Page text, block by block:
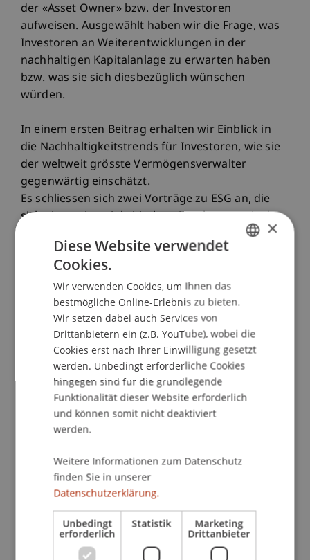
der «Asset Owner» bzw. der Investoren
aufweisen. Ausgewählt haben wir die Frage, was
Investoren an Weiterentwicklungen in der
nachhaltigen Kapitalanlage zu erwarten haben
bzw. was sie sich diesbezüglich wünschen
würden.
In einem ersten Beitrag erhalten wir Einblick in
die Nachhaltigkeitstrends für Investoren, wie sie
der weltweit grösste Vermögensverwalter
gegenwärtig einschätzt.
Es schliessen sich zwei Vorträge zu ESG an, die
sich einerseits mit kritischen Aspekten sowie der
beschäftigen, andererseits interessante smarte
und innovative Anwendungen dieser
Anlagestrategie herausheben. Ergänzt wird
dieses Seminar durch den Beitrag einer
liechtensteinischen Versicherung, die uns einen
Einblick in die Nachfrageentwicklung nach
nachhaltigen Fonds ihrer Versicherten gewährt.
Vortragsprogramm:
Einstimmung in die Themen der Veranstaltung
Betriebswirtschaftslehre,
Bank- und Finanzmanagement, Institut für
Finance,
Universität Liechtenstein, Vaduz
Nachhaltigkeitstrends für Institutionelle
×
Diese Website verwendet
Cookies.
Wir verwenden Cookies, um Ihnen das
bestmögliche Online-Erlebnis zu bieten.
Wir setzen dabei auch Services von
Drittanbietern ein (z.B. YouTube), wobei die
Cookies erst nach Ihrer Einwilligung gesetzt
werden. Unbedingt erforderliche Cookies
hingegen sind für die grundlegende
Funktionalität dieser Website erforderlich
und können somit nicht deaktiviert
werden.
Weitere Informationen zum Datenschutz
finden Sie in unserer
Datenschutzerklärung.
Unbedingt
erforderlich
Statistik Marketing
Drittanbieter